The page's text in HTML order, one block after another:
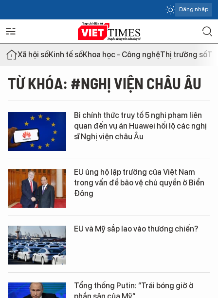
Đăng nhập
Xã hội sốKinh tế sốKhoa học - Công nghệThị trường số
TỪ KHÓA: #NGHỊ VIỆN CHÂU ÂU
Bỉ chính thức truy tố 5 nghi phạm liên
quan đến vụ án Huawei hối lộ các nghị
sĩ Nghị viện châu Âu
EU ủng hộ lập trường của Việt Nam
trong vấn đề bảo vệ chủ quyền ở Biển
Đông
EU và Mỹ sắp lao vào thương chiến?
Tổng thống Putin: “Trái bóng giờ ở